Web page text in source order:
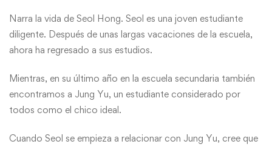
Narra la vida de Seol Hong. Seol es una joven estudiante
diligente. Después de unas largas vacaciones de la escuela,
ahora ha regresado a sus estudios.
Mientras, en su último año en la escuela secundaria también
encontramos a Jung Yu, un estudiante considerado por
todos como el chico ideal.
Cuando Seol se empieza a relacionar con Jung Yu, cree que